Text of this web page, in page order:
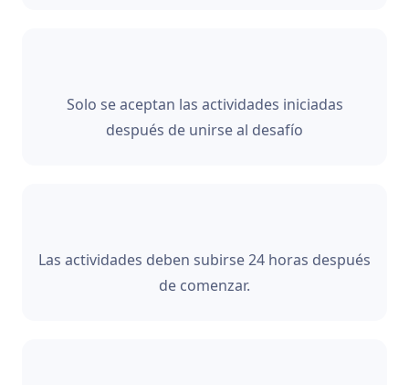
Solo se aceptan las actividades iniciadas
después de unirse al desafío
Las actividades deben subirse 24 horas después
de comenzar.